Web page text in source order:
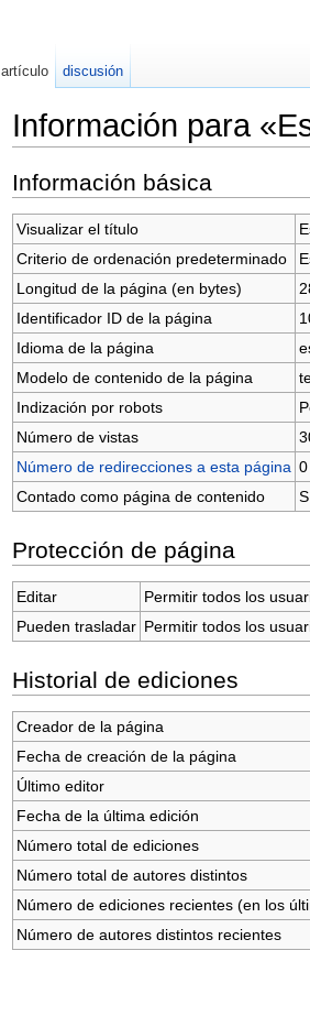
Información para
Información básica
Visualizar el título
Criterio de ordenación predeterminado
Longitud de la página (en bytes)
Identificador ID de la página
Idioma de la página
Modelo de contenido de la página
Indización por robots
Número de vistas
Número de redirecciones a esta página 0
Contado como página de contenido
Protección de página
Editar
Permitir todos los
Pueden trasladar Permitir todos los
Historial de ediciones
Creador de la página
Fecha de creación de la página
Último editor
Fecha de la última edición
Número total de ediciones
Número total de autores distintos
Número de ediciones recientes (en los
Número de autores distintos recientes
artículo discusión